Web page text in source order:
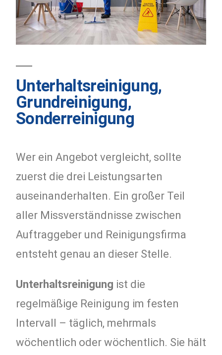
Unterhaltsreinigung,
Grundreinigung,
Sonderreinigung
Wer ein Angebot vergleicht, sollte
zuerst die drei Leistungsarten
auseinanderhalten. Ein großer Teil
aller Missverständnisse zwischen
Auftraggeber und Reinigungsfirma
entsteht genau an dieser Stelle.
Unterhaltsreinigung ist die
regelmäßige Reinigung im festen
Intervall – täglich, mehrmals
wöchentlich oder wöchentlich. Sie hält